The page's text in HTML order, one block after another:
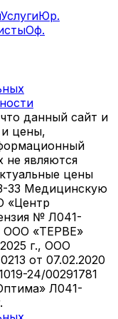
УслугиЮр.
Оф.
данный сайт и
цены,
не являются
цены
33 Медицинскую
«Центр
№ Л041-
ООО «ТЕРВЕ»
г., ООО
от 07.02.2020
24/00291781
Л041-